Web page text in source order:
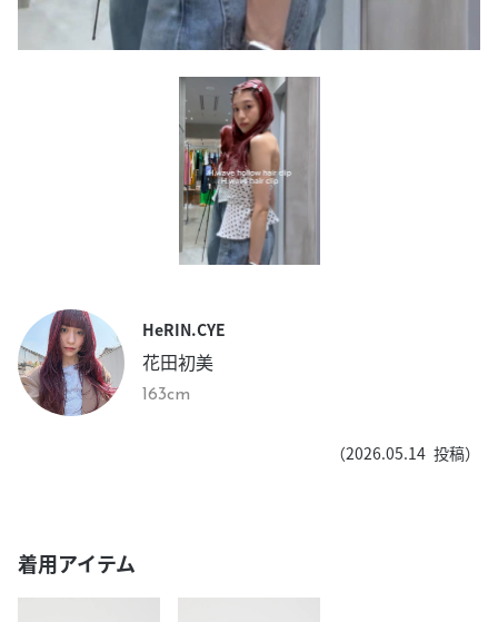
HeRIN.CYE
花田初美
163cm
（2026.05.14 投稿）
着用アイテム